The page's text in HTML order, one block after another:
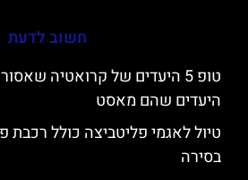
חשוב לדעת
טופ 5 היעדים של קרואטיה
היעדים שהם מאסט
טיול לאגמי פליטביצה כולל רכבת
בסירה